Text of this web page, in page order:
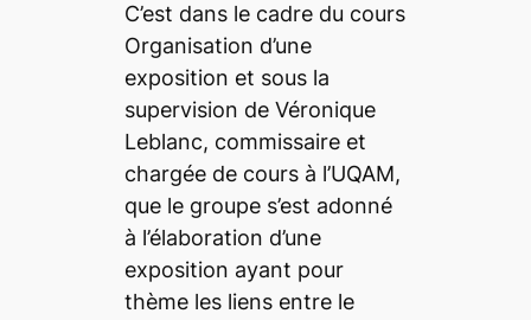
C’est dans le cadre du cours
Organisation d’une
exposition et sous la
supervision de Véronique
Leblanc, commissaire et
chargée de cours à l’UQAM,
que le groupe s’est adonné
à l’élaboration d’une
exposition ayant pour
thème les liens entre le